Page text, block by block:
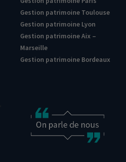
Gestion patrimoine Toulouse
Gestion patrimoine Lyon
Gestion patrimoine Aix –
Marseille
Gestion patrimoine Bordeaux